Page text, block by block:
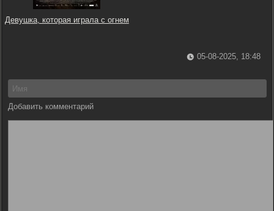
Девушка, которая играла с огнем
05-08-2025, 18:48
Добавить комментарий